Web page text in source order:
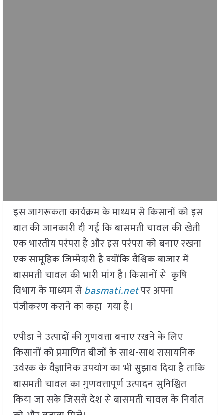
इस जागरूकता कार्यक्रम के माध्यम से किसानों को इस
बात की जानकारी दी गई कि बासमती चावल की खेती
एक भारतीय परंपरा है और इस परंपरा को बनाए रखना
एक सामूहिक जिम्मेदारी है क्योंकि वैश्विक बाजार में
बासमती चावल की भारी मांग है। किसानों से कृषि
विभाग के माध्यम सेbasmati.netपर अपना
पंजीकरण कराने का कहा गया है।
एपीडा ने उत्पादों की गुणवत्ता बनाए रखने के लिए
किसानों को प्रमाणित बीजों के साथ-साथ रासायनिक
उर्वरक के वैज्ञानिक उपयोग का भी सुझाव दिया है ताकि
बासमती चावल का गुणवत्तापूर्ण उत्पादन सुनिश्चित
किया जा सके जिससे देश से बासमती चावल के निर्यात